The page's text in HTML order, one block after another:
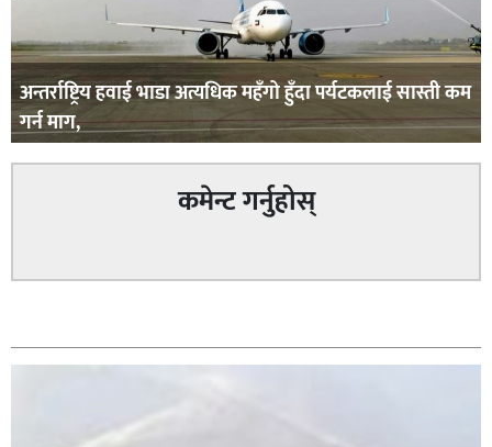
अन्तर्राष्ट्रिय हवाई भाडा अत्यधिक महँगो हुँदा पर्यटकलाई सास्ती कम
गर्न माग,
ठग फरार रसोज तामाङलाई पक्राउ गर्न बाँके एसपी अङ्गुर जिसीको
निर्देशन,
कमेन्ट गर्नुहोस्